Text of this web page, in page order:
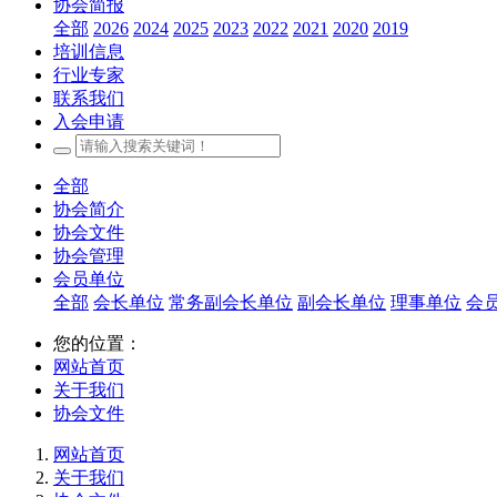
协会简报
全部 2026 2024 2025 2023 2022 2021 2020 2019
培训信息
行业专家
联系我们
入会申请
全部
协会简介
协会文件
协会管理
会员单位
全部 会长单位 常务副会长单位 副会长单位 理事单位 会
您的位置：
网站首页
关于我们
协会文件
网站首页
关于我们